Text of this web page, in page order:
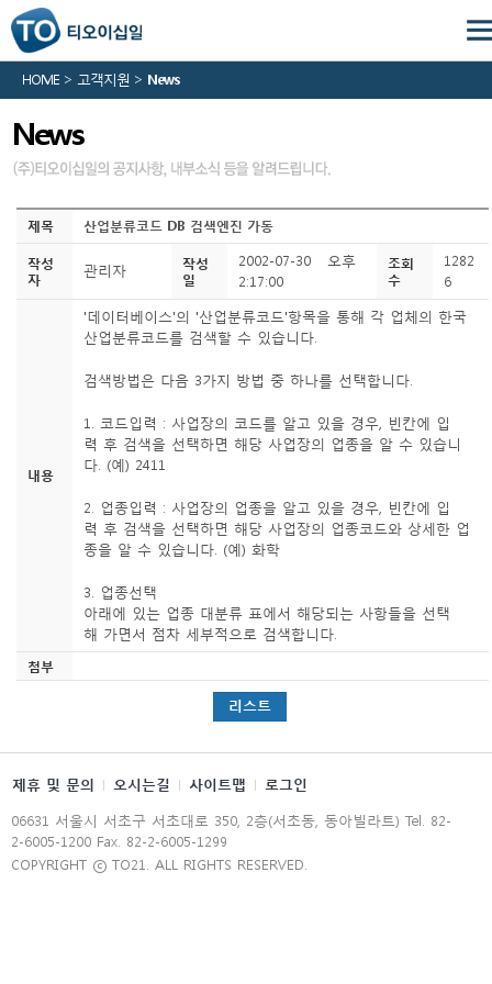
HOME > 고객지원 > News
News
제목 산업분류코드 DB 검색엔진 가동
작성
자
관리자
작성
일
2002-07-30 오후
2:17:00
조회
수
1282
6
내용
'데이터베이스'의 '산업분류코드'항목을 통해 각 업체의 한국
산업분류코드를 검색할 수 있습니다.
검색방법은 다음 3가지 방법 중 하나를 선택합니다.
1. 코드입력 : 사업장의 코드를 알고 있을 경우, 빈칸에 입
력 후 검색을 선택하면 해당 사업장의 업종을 알 수 있습니
다. (예) 2411
2. 업종입력 : 사업장의 업종을 알고 있을 경우, 빈칸에 입
력 후 검색을 선택하면 해당 사업장의 업종코드와 상세한 업
종을 알 수 있습니다. (예) 화학
3. 업종선택
아래에 있는 업종 대분류 표에서 해당되는 사항들을 선택
해 가면서 점차 세부적으로 검색합니다.
첨부
리스트
제휴 및 문의 오시는길 사이트맵
로그인
06631 서울시 서초구 서초대로 350, 2층(서초동, 동아빌라트) Tel. 82-
2-6005-1200 Fax. 82-2-6005-1299
COPYRIGHT ⓒ TO21. ALL RIGHTS RESERVED.